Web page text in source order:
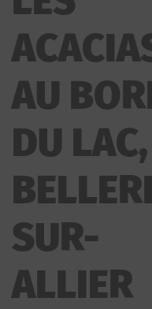
AU
DU LAC,
SUR-
ALLIER